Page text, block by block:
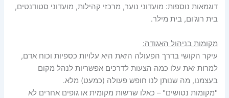
דוגמאות נוספות: מועדוני נוער, מרכזי קהילות, מועדוני סטודנטים,
בית רוג'ום, בית מילר.
מקומות בניהול האגודה:
עיקר הקושי בדרך הפעולה הזאת היא עלויות כספיות וכוח אדם,
למרות זאת עלו כמה הצעות לדרכים אפשריות לנהל מקום
בעצמנו, מה שנותן לנו חופש פעולה (כמעט) מלא.
"מקומות נטושים" – כאלו שרשות מקומית או גופים אחרים לא